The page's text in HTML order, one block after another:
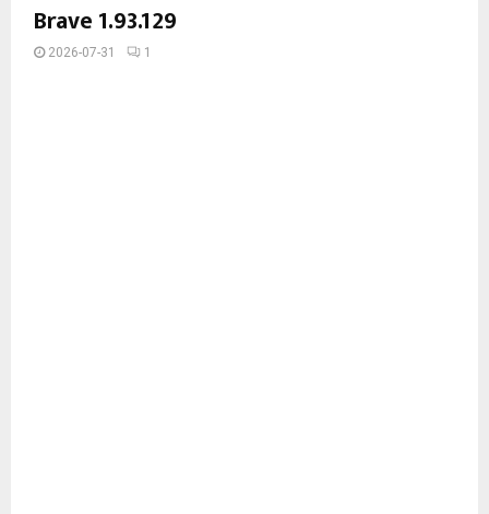
Brave 1.93.129
2026-07-31 1